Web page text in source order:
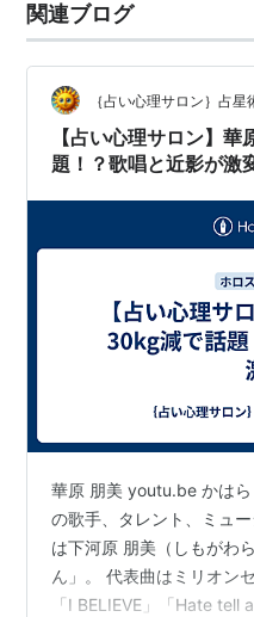
シングル
1995.10.11I
1996.03.06I’m
1996.07.22LOVE
save
1997.04.23Hate
LOVE
1997.09.18たのし
1998.02.11 I WANNA
1998.04.08 YOU
1998.06.17 tumblin'
1998.07.29 here we
1998.10.21 daily
1999.07.21 as A
1999.10.27 be
2000.02.23 Believe
関連ブログ
｛占い心理サロン｝占
【占い心理サロン】
題！？歌唱と近影が激
華原 朋美 youtu.be かは
の歌手、タレント、ミュ
は下河原 朋美（しもがわ
ん」。 代表曲はミリオン
「I BELIEVE」「Hate tell